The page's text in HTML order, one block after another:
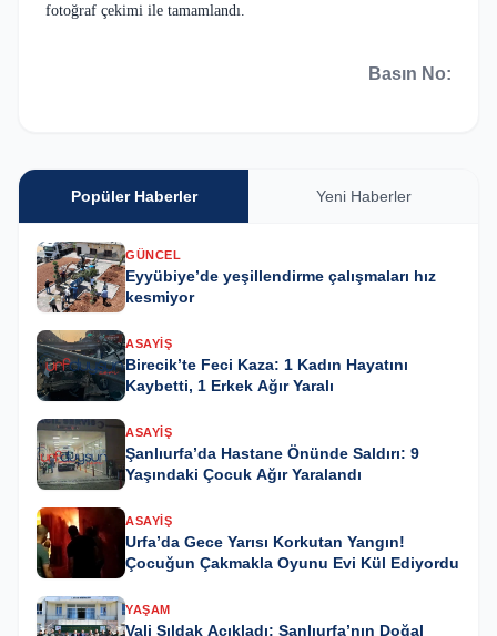
fotoğraf çekimi ile tamamlandı.
Basın No:
Popüler Haberler Yeni Haberler
GÜNCEL
Eyyübiye’de yeşillendirme çalışmaları hız
kesmiyor
ASAYIŞ
Birecik’te Feci Kaza: 1 Kadın Hayatını
Kaybetti, 1 Erkek Ağır Yaralı
ASAYIŞ
Şanlıurfa’da Hastane Önünde Saldırı: 9
Yaşındaki Çocuk Ağır Yaralandı
ASAYIŞ
Urfa’da Gece Yarısı Korkutan Yangın!
Çocuğun Çakmakla Oyunu Evi Kül Ediyordu
YAŞAM
Vali Şıldak Açıkladı: Şanlıurfa’nın Doğal